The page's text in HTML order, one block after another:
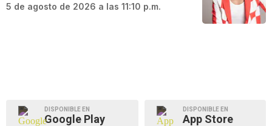
5 de agosto de 2026 a las 11:10 p.m.
DISPONIBLE EN
Google Play
DISPONIBLE EN
App Store